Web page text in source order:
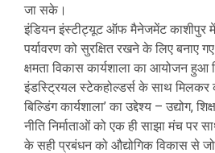
जा सके।
इंडियन इंस्टीट्यूट ऑफ मैनेजमेंट काशीपुर
पर्यावरण को सुरक्षित रखने के लिए बनाए
क्षमता विकास कार्यशाला का आयोजन
इंडस्ट्रियल स्टेकहोल्डर्स के साथ मिलकर
बिल्डिंग कार्यशाला’ का उद्देश्य – उद्योग,
नीति निर्माताओं को एक ही साझा मंच पर
के सही प्रबंधन को औद्योगिक विकास से